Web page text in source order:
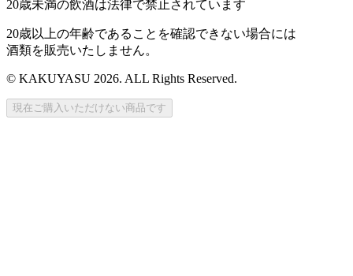
20歳未満の飲酒は法律で禁止されています
20歳以上の年齢であることを確認できない場合には
酒類を販売いたしません。
© KAKUYASU 2026. ALL Rights Reserved.
現在ご購入いただけない商品です